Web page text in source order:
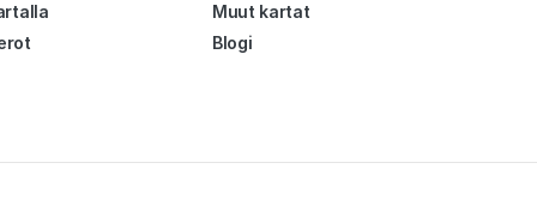
Muut kartat
Blogi